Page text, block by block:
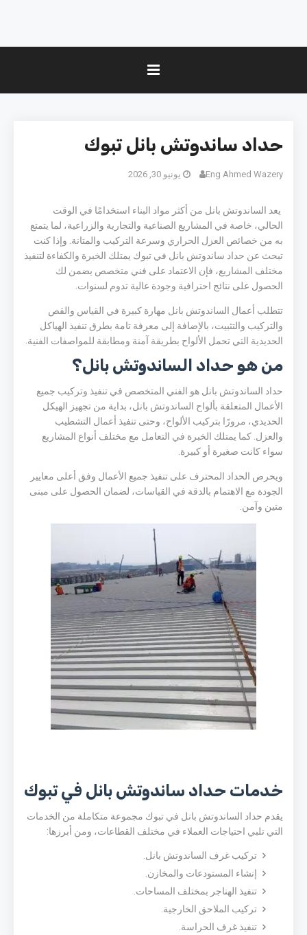
حداد ساندوتش بانل تبوك
Eng Ahmed Wazery يونيو 30, 2026
يعد الساندوتش بانل من أكثر مواد البناء استخدامًا في الوقت
الحالي، خاصة في المشاريع الصناعية والتجارية والزراعية، لما يتمتع
به من خصائص العزل الحراري وسرعة التركيب والمتانة. وإذا كنت
تبحث عن حداد ساندوتش بانل في تبوك يمتلك الخبرة والكفاءة لتنفيذ
مختلف المشاريع، فإن الاعتماد على فني متخصص يضمن لك
الحصول على نتائج احترافية وجودة عالية تدوم لسنوات.
تتطلب أعمال الساندوتش بانل مهارة كبيرة في القياس والقص
والتركيب والتثبيت، بالإضافة إلى معرفة تامة بطرق تنفيذ الهياكل
الحديدية التي تحمل الألواح بطريقة آمنة ومطابقة للمواصفات الفنية.
من هو حداد الساندوتش بانل؟
حداد الساندوتش بانل هو الفني المتخصص في تنفيذ وتركيب جميع
الأعمال المتعلقة بألواح الساندوتش بانل، بداية من تجهيز الهيكل
الحديدي، مرورًا بتركيب الألواح، وحتى تنفيذ أعمال التشطيب
والعزل. كما يمتلك الخبرة في التعامل مع مختلف أنواع المشاريع
سواء كانت صغيرة أو كبيرة.
ويحرص الحداد المحترف على تنفيذ جميع الأعمال وفق أعلى معايير
الجودة مع الاهتمام بالدقة في القياسات، لضمان الحصول على مبنى
متين وآمن.
خدمات حداد ساندوتش بانل في تبوك
يقدم حداد الساندوتش بانل في تبوك مجموعة متكاملة من الخدمات
التي تلبي احتياجات العملاء في مختلف القطاعات، ومن أبرزها:
تركيب غرف الساندوتش بانل.
إنشاء المستودعات والمخازن.
تنفيذ الهناجر بمختلف المساحات.
تركيب الملاحق الخارجية.
تنفيذ غرف الحراسة.